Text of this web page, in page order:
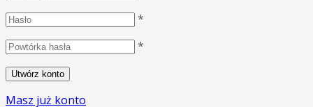
*
*
Masz już konto